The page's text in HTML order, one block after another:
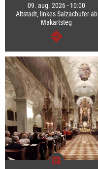
09. aug. 2026 - 10:00
Altstadt, linkes Salzachufer ab
Makartsteg
Tovább